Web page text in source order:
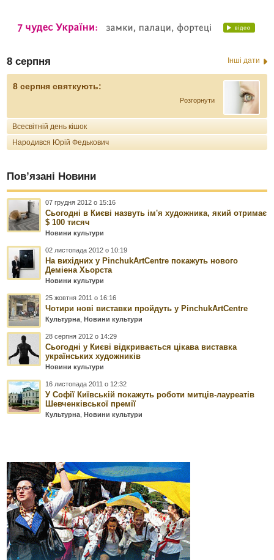
8 серпня Інші дати
8 серпня святкують:
Розгорнути
Всесвітній день кішок
Народився Юрій Федькович
Пов’язані Новини
07 грудня 2012 о 15:16
Сьогодні в Києві назвуть ім'я художника, який отримає
$ 100 тисяч
Новини культури
02 листопада 2012 о 10:19
На вихідних у PinchukArtCentre покажуть нового
Деміена Хьорста
Новини культури
25 жовтня 2011 о 16:16
Чотири нові виставки пройдуть у PinchukArtCentre
Культурна ,Новини культури
28 серпня 2012 о 14:29
Сьогодні у Києві відкривається цікава виставка
українських художників
Новини культури
16 листопада 2011 о 12:32
У Софії Київській покажуть роботи митців-лауреатів
Шевченківської премії
Культурна ,Новини культури